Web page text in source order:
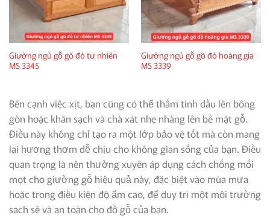
Giường ngủ gỗ gõ đỏ tư nhiên
MS 3345
Giường ngủ gỗ gõ đỏ hoàng gia
MS 3339
Bên cạnh việc xịt, bạn cũng có thể thấm tinh dầu lên bông
gòn hoặc khăn sạch và chà xát nhẹ nhàng lên bề mặt gỗ.
Điều này không chỉ tạo ra một lớp bảo vệ tốt mà còn mang
lại hương thơm dễ chịu cho không gian sống của bạn. Điều
quan trọng là nên thường xuyên áp dụng cách chống mối
mọt cho giường gỗ hiệu quả này, đặc biệt vào mùa mưa
hoặc trong điều kiện độ ẩm cao, để duy trì một môi trường
sạch sẽ và an toàn cho đồ gỗ của bạn.